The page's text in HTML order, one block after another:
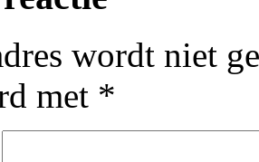
wordt niet
met *